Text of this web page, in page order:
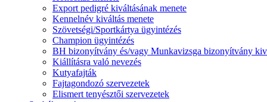
Export pedigré kiváltásának menete
Kennelnév kiváltás menete
Szövetségi/Sportkártya ügyintézés
Champion ügyintézés
BH bizonyítvány és/vagy Munkavizsga bizonyítvány
Kiállításra való nevezés
Kutyafajták
Fajtagondozó szervezetek
Elismert tenyésztői szervezetek